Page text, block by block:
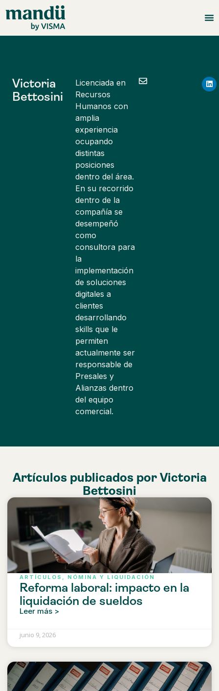
Victoria
Bettosini
Licenciada en
Recursos
Humanos con
amplia
experiencia
ocupando
distintas
posiciones
dentro del área.
En su recorrido
dentro de la
compañía se
desempeñó
como
consultora para
la
implementación
de soluciones
digitales a
clientes
desarrollando
skills que le
permiten
actualmente ser
responsable de
Presales y
Alianzas dentro
del equipo
comercial.
Artículos publicados por Victoria
Bettosini
ARTÍCULOS NÓMINA Y LIQUIDACIÓN
Reforma laboral: impacto en la
liquidación de sueldos
Leer más >
junio 9, 2026